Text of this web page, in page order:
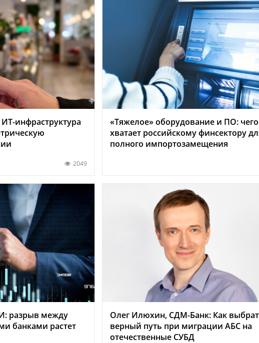
инфраструктура
2049
«Тяжелое» оборудование и ПО:
хватает российскому финсектору
полного импортозамещения
разрыв между
банками растет
Олег Илюхин, СДМ-Банк: Как
верный путь при миграции АБС на
отечественные СУБД